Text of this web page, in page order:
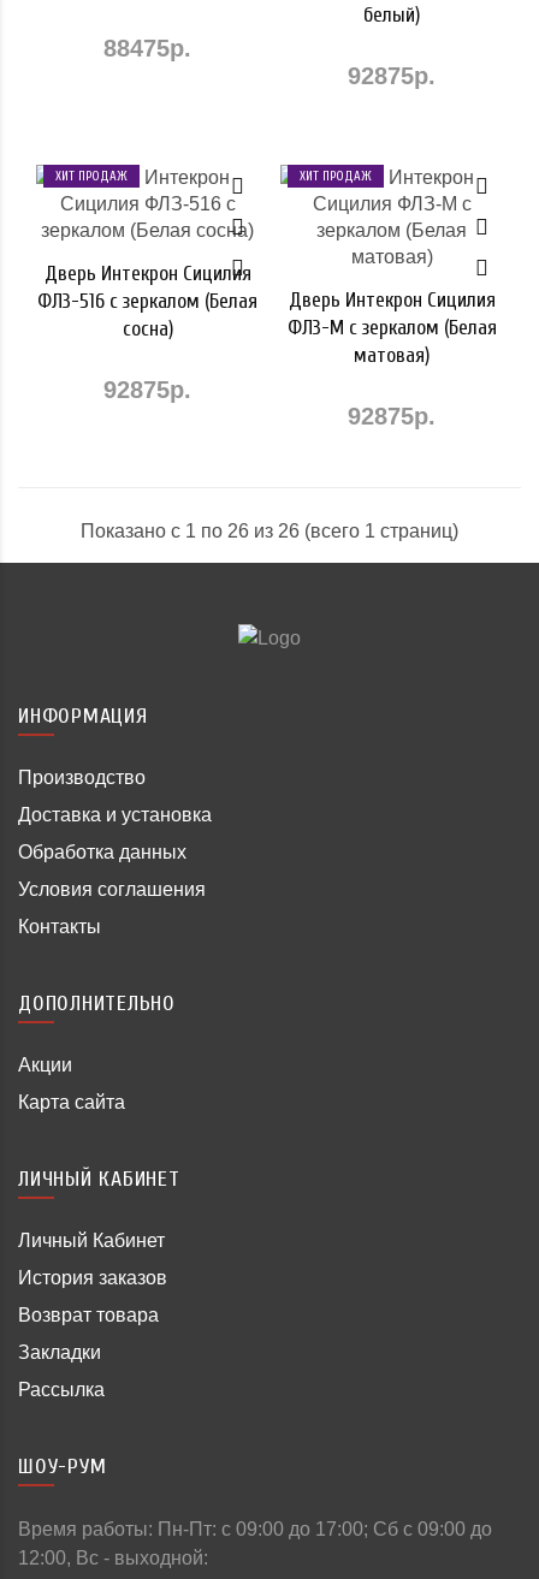
88475р.
белый)
92875р.
ХИТ ПРОДАЖ
Дверь Интекрон Сицилия
ФЛЗ-516 с зеркалом (Белая
сосна)
92875р.
ХИТ ПРОДАЖ
Дверь Интекрон Сицилия
ФЛЗ-М с зеркалом (Белая
матовая)
92875р.
Показано с 1 по 26 из 26 (всего 1 страниц)
ИНФОРМАЦИЯ
Производство
Доставка и установка
Обработка данных
Условия соглашения
Контакты
ДОПОЛНИТЕЛЬНО
Акции
Карта сайта
ЛИЧНЫЙ КАБИНЕТ
Личный Кабинет
История заказов
Возврат товара
Закладки
Рассылка
ШОУ-РУМ
Время работы: Пн-Пт: c 09:00 до 17:00; Сб с 09:00 до
12:00, Вс - выходной: